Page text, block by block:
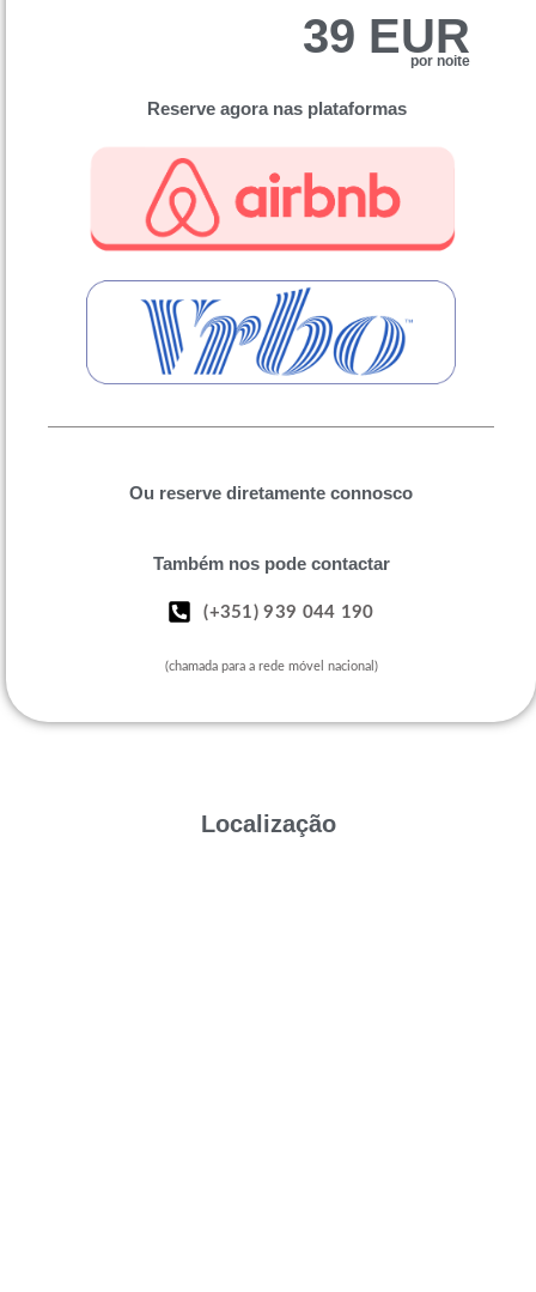
39 EUR
por noite
Reserve agora nas plataformas
Ou reserve diretamente connosco
Também nos pode contactar
(+351) 939 044 190
(chamada para a rede móvel nacional)
Localização